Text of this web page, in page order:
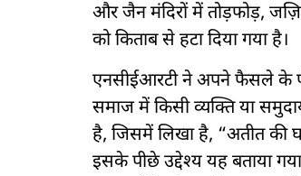
और जैन मंदिरों में तोड़फोड़,
को किताब से हटा दिया गया है।
एनसीईआरटी ने अपने फैसले के
समाज में किसी व्यक्ति या
है, जिसमें लिखा है, “अतीत की
इसके पीछे उद्देश्य यह बताया